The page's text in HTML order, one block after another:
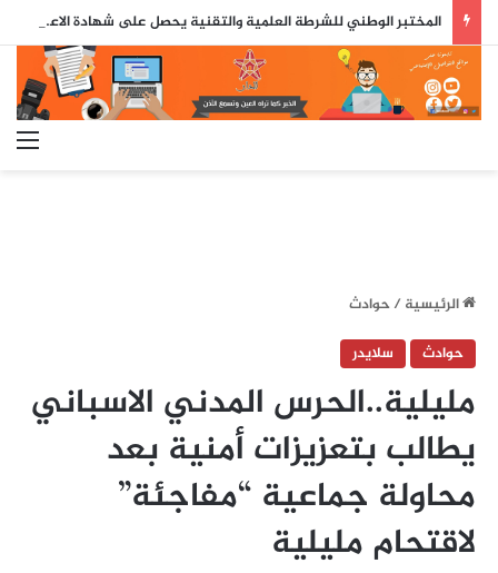
المختبر الوطني للشرطة العلمية والتقنية يحصل على شهادة الاعتماد والمطابقة والجودة بالمعيار الدولي
الرئيسية/حوادث
حوادث
سلايدر
مليلية..الحرس المدني الاسباني
يطالب بتعزيزات أمنية بعد
محاولة جماعية “مفاجئة”
لاقتحام مليلية